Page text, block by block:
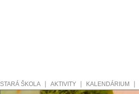
STARÁ ŠKOLA | AKTIVITY | KALENDÁRIUM |